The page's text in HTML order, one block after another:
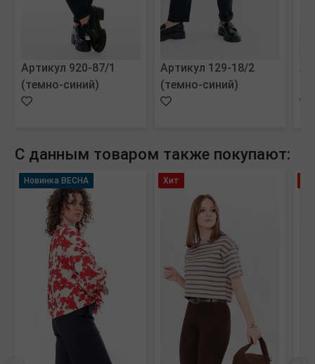
Артикул 920-87/1
(темно-синий)
Артикул 129-18/2
(темно-синий)
С данным товаром также покупают:
Новинка ВЕСНА Хит